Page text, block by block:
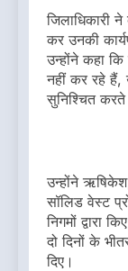
जिलाधिकारी ने
कर उनकी
उन्होंने कहा कि
नहीं कर रहे हैं,
सुनिश्चित करते
उन्होंने
सॉलिड वेस्ट
निगमों द्वारा
दो दिनों के
दिए।